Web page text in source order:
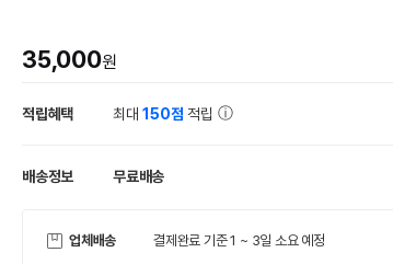
35,000원
적립혜택 최대150점 적립
배송정보 무료배송
업체배송 결제완료 기준 1 ~ 3일 소요 예정